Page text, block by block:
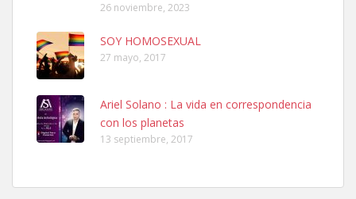
Ninfa perdida
El día 5 se los perdió una ninfa papillera, asustada tiene miedo a la
calle, se perdió por la zon...
26 noviembre, 2023
SOY HOMOSEXUAL
27 mayo, 2017
Ariel Solano : La vida en correspondencia
con los planetas
13 septiembre, 2017